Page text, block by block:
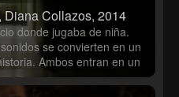
Diana Collazos, 2014
donde jugaba de niña.
se convierten en un
Ambos entran en un
juegos, frases y